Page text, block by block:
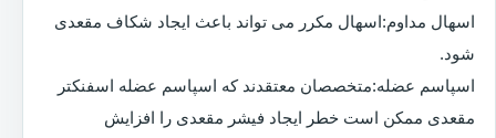
اسهال مداوم:اسهال مکرر می تواند باعث ایجاد شکاف مقعدی
شود.
اسپاسم عضله:متخصصان معتقدند که اسپاسم عضله اسفنکتر
مقعدی ممکن است خطر ایجاد فیشر مقعدی را افزایش